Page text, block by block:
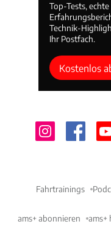
Top-Tests, echte
Technik-
Ihr Postfach.
Kostenlos
Fahrtrainings
ams+ abonnieren ams+